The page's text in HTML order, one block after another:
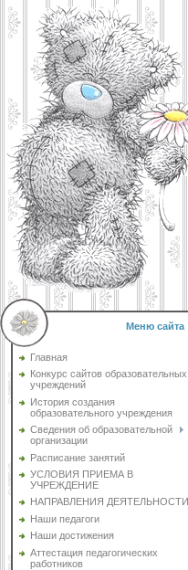
Меню сайта
Главная
Конкурс сайтов образовательных
учреждений
История создания
образовательного учреждения
Сведения об образовательной
организации
Расписание занятий
УСЛОВИЯ ПРИЕМА В
УЧРЕЖДЕНИЕ
НАПРАВЛЕНИЯ ДЕЯТЕЛЬНОСТИ
Наши педагоги
Наши достижения
Аттестация педагогических
работников